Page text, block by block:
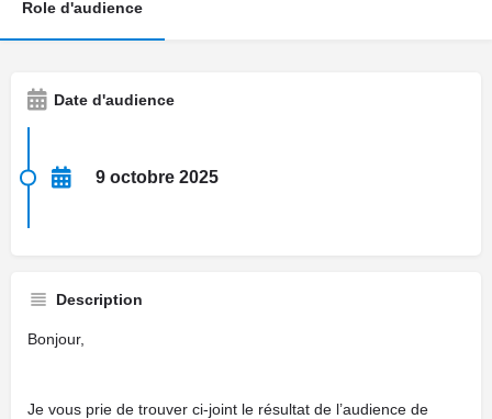
Role d'audience
Date d'audience
9 octobre 2025
Description
Bonjour,
Je vous prie de trouver ci-joint le résultat de l’audience de